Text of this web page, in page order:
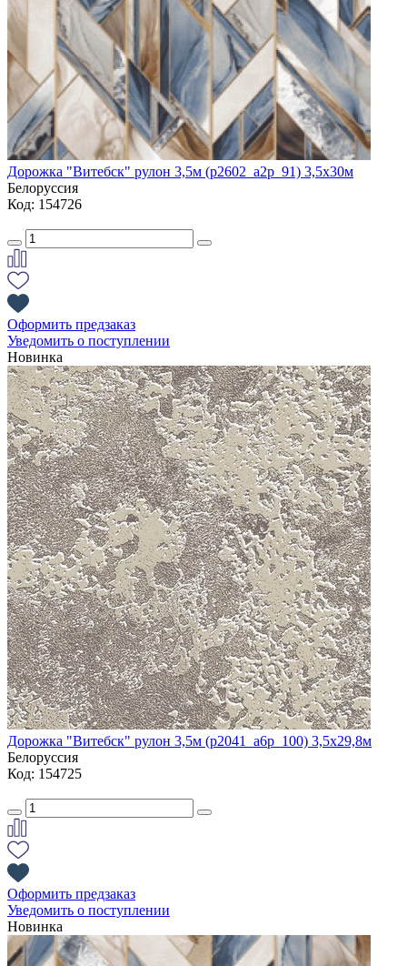
Дорожка "Витебск" рулон 3,5м (p2602_a2p_91) 3,5х30м
Белоруссия
Код: 154726
Оформить предзаказ
Уведомить о поступлении
Новинка
Дорожка "Витебск" рулон 3,5м (p2041_a6p_100) 3,5х29,8м
Белоруссия
Код: 154725
Оформить предзаказ
Уведомить о поступлении
Новинка